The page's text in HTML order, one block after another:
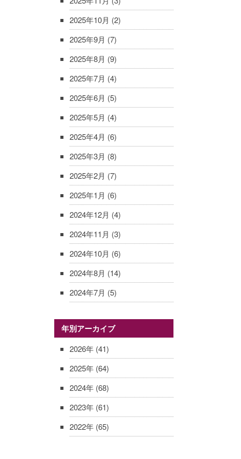
2025年10月 (2)
2025年9月 (7)
2025年8月 (9)
2025年7月 (4)
2025年6月 (5)
2025年5月 (4)
2025年4月 (6)
2025年3月 (8)
2025年2月 (7)
2025年1月 (6)
2024年12月 (4)
2024年11月 (3)
2024年10月 (6)
2024年8月 (14)
2024年7月 (5)
年別アーカイブ
2026年(41)
2025年(64)
2024年(68)
2023年(61)
2022年(65)